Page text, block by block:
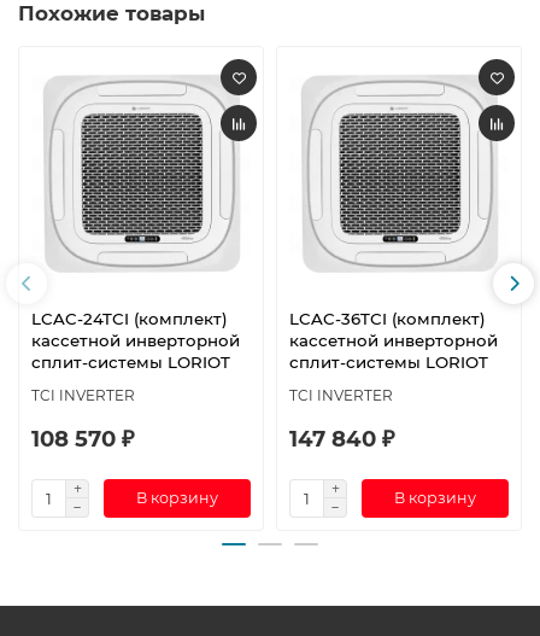
Похожие товары
LCAC-24TСI (комплект)
кассетной инверторной
сплит-системы LORIOT
TCI INVERTER
108 570 ₽
В корзину
LCAC-36TСI (комплект)
кассетной инверторной
сплит-системы LORIOT
TCI INVERTER
147 840 ₽
В корзину